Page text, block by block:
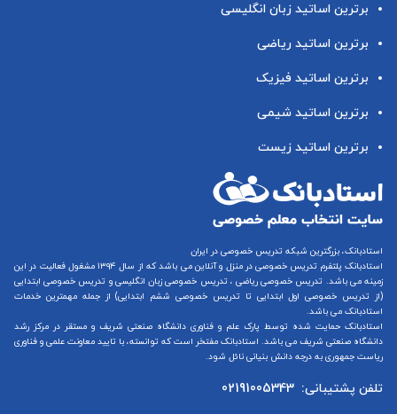
برترین اساتید زبان انگلیسی
برترین اساتید ریاضی
برترین اساتید فیزیک
برترین اساتید شیمی
برترین اساتید زیست
استادبانک، بزرگترین شبکه تدریس خصوصی در ایران
استادبانک پلتفرم تدریس خصوصی در منزل و آنلاین
می باشد که از سال ۱۳۹۴ مشغول فعالیت در این
زمینه می باشد. تدریس خصوصی ریاضی ، تدریس خصوصی زبان انگلیسیو تدریس خصوصی ابتدایی
(از تدریس خصوصی اول ابتدایی تا تدریس خصوصی ششم ابتدایی) از جمله مهمترین خدمات
استادبانک می باشد.
استادبانک حمایت شده توسط پارک علم و فناوری دانشگاه صنعتی شریف و مستقر در مرکز رشد
دانشگاه صنعتی شریف می باشد. استادبانک مفتخر است که توانسته، با تایید معاونت علمی و فناوری
ریاست جمهوری به درجه دانش بنیانی نائل شود.
تلفن پشتیبانی: 02191005343